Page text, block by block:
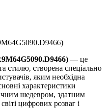
— це
стилю, створена спеціально
яким необхідна
характеристики
шедевром, здатним
цифрових розваг і